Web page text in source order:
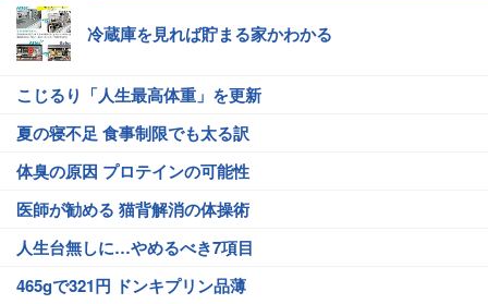
冷蔵庫を見れば貯まる家かわかる
こじるり「人生最高体重」を更新
夏の寝不足 食事制限でも太る訳
体臭の原因 プロテインの可能性
医師が勧める 猫背解消の体操術
人生台無しに…やめるべき7項目
465gで321円 ドンキプリン品薄